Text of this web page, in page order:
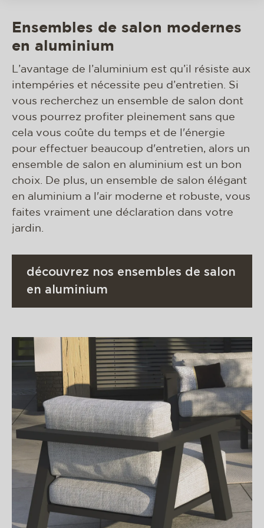
Ensembles de salon modernes
en aluminium
L’avantage de l’aluminium est qu’il résiste aux
intempéries et nécessite peu d’entretien. Si
vous recherchez un ensemble de salon dont
vous pourrez profiter pleinement sans que
cela vous coûte du temps et de l'énergie
pour effectuer beaucoup d'entretien, alors un
ensemble de salon en aluminium est un bon
choix. De plus, un ensemble de salon élégant
en aluminium a l'air moderne et robuste, vous
faites vraiment une déclaration dans votre
jardin.
découvrez nos ensembles de salon
en aluminium